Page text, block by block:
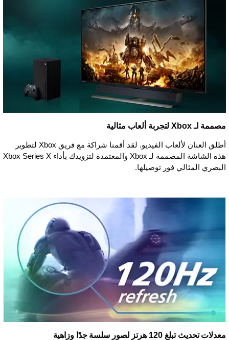
مصممة لـ Xbox لتجربة ألعاب مثالية
أطلق العنان لألعاب الفيديو. لقد أقمنا شراكة مع فريق Xbox لتطوير
هذه الشاشة المصممة لـ Xbox والمعتمدة لتزويدك بأداء Xbox Series X
البصري المثالي فور توصيلها.
معدلات تحديث تبلغ 120 هرتز لصور سلسة جدًا وزاهية